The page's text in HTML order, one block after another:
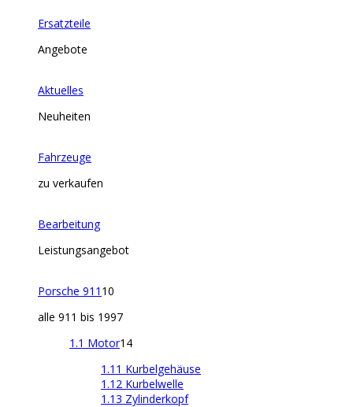
Ersatzteile
Angebote
Aktuelles
Neuheiten
Fahrzeuge
zu verkaufen
Bearbeitung
Leistungsangebot
Porsche 911 10
alle 911 bis 1997
1.1 Motor14
1.11 Kurbelgehäuse
1.12 Kurbelwelle
1.13 Zylinderkopf